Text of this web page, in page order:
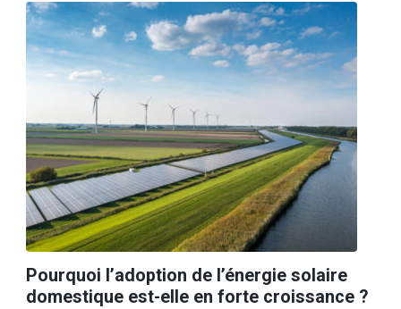
Pourquoi l’adoption de l’énergie solaire
domestique est-elle en forte croissance ?